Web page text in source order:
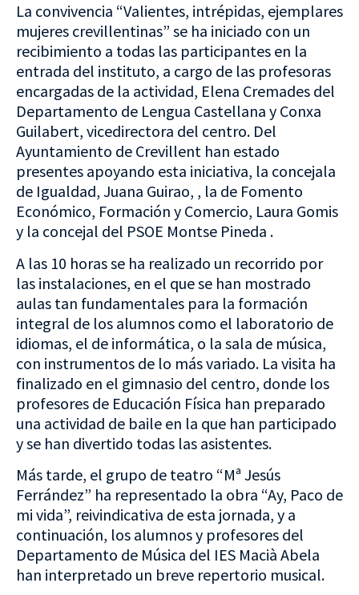
La convivencia “Valientes, intrépidas, ejemplares
mujeres crevillentinas” se ha iniciado con un
recibimiento a todas las participantes en la
entrada del instituto, a cargo de las profesoras
encargadas de la actividad, Elena Cremades del
Departamento de Lengua Castellana y Conxa
Guilabert, vicedirectora del centro. Del
Ayuntamiento de Crevillent han estado
presentes apoyando esta iniciativa, la concejala
de Igualdad, Juana Guirao, , la de Fomento
Económico, Formación y Comercio, Laura Gomis
y la concejal del PSOE Montse Pineda .
A las 10 horas se ha realizado un recorrido por
las instalaciones, en el que se han mostrado
aulas tan fundamentales para la formación
integral de los alumnos como el laboratorio de
idiomas, el de informática, o la sala de música,
con instrumentos de lo más variado. La visita ha
finalizado en el gimnasio del centro, donde los
profesores de Educación Física han preparado
una actividad de baile en la que han participado
y se han divertido todas las asistentes.
Más tarde, el grupo de teatro “Mª Jesús
Ferrández” ha representado la obra “Ay, Paco de
mi vida”, reivindicativa de esta jornada, y a
continuación, los alumnos y profesores del
Departamento de Música del IES Macià Abela
han interpretado un breve repertorio musical.